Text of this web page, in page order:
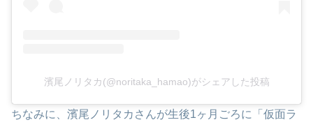
濱尾ノリタカ(@noritaka_hamao)がシェアした投稿
ちなみに、濱尾ノリタカさんが生後1ヶ月ごろに「仮面ラ